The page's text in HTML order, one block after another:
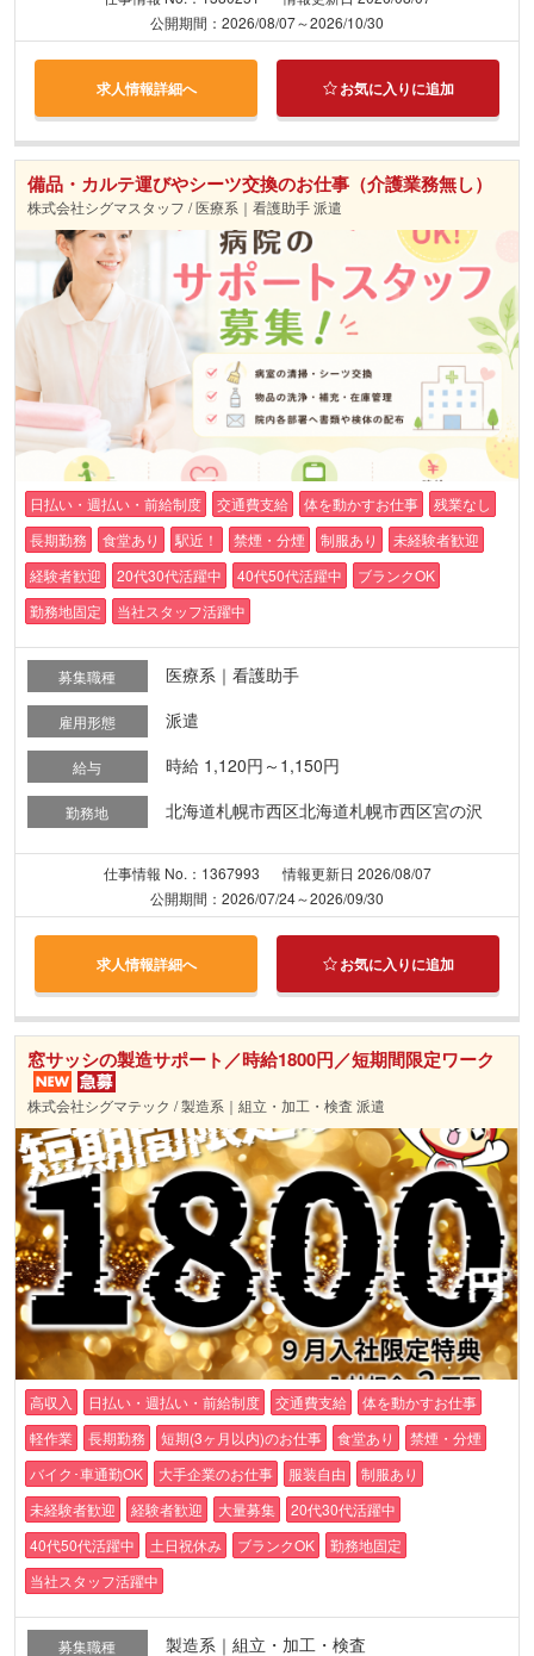
公開期間：2026/08/07～2026/10/30
求人情報詳細へ お気に入りに追加
備品・カルテ運びやシーツ交換のお仕事（介護業務無し）
株式会社シグマスタッフ / 医療系｜看護助手 派遣
日払い・週払い・前給制度 交通費支給 体を動かすお仕事
残業なし
長期勤務
食堂あり 駅近！ 禁煙・分煙 制服あり
未経験者歓迎
経験者歓迎
20代30代活躍中 40代50代活躍中
ブランクOK
勤務地固定
当社スタッフ活躍中
募集職種 医療系｜看護助手
雇用形態 派遣
給与 時給 1,120円～1,150円
勤務地 北海道札幌市西区北海道札幌市西区宮の沢
仕事情報 No.：1367993
情報更新日 2026/08/07
公開期間：2026/07/24～2026/09/30
求人情報詳細へ お気に入りに追加
窓サッシの製造サポート／時給1800円／短期間限定ワーク
株式会社シグマテック / 製造系｜組立・加工・検査 派遣
高収入 日払い・週払い・前給制度 交通費支給
体を動かすお仕事
軽作業
長期勤務 短期(3ヶ月以内)のお仕事 食堂あり
禁煙・分煙
バイク･車通勤OK
大手企業のお仕事 服装自由
制服あり
未経験者歓迎
経験者歓迎 大量募集
20代30代活躍中
40代50代活躍中
土日祝休み ブランクOK
勤務地固定
当社スタッフ活躍中
募集職種 製造系｜組立・加工・検査